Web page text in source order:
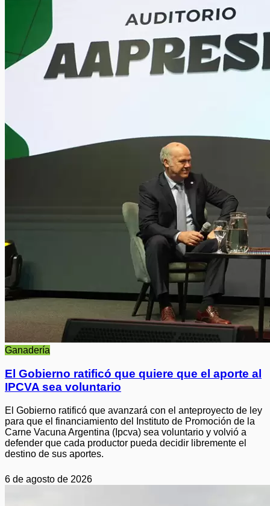
Ganadería
El Gobierno ratificó que quiere que el aporte al
IPCVA sea voluntario
El Gobierno ratificó que avanzará con el anteproyecto de ley
para que el financiamiento del Instituto de Promoción de la
Carne Vacuna Argentina (Ipcva) sea voluntario y volvió a
defender que cada productor pueda decidir libremente el
destino de sus aportes.
6 de agosto de 2026